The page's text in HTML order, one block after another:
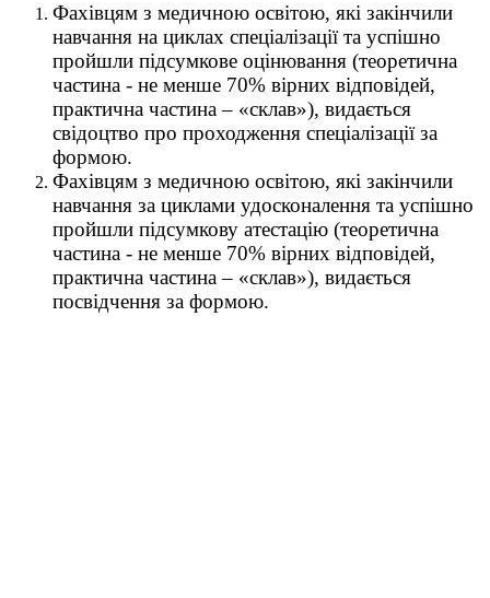
Фахівцям з медичною освітою, які закінчили
навчання на циклах спеціалізації та успішно
пройшли підсумкове оцінювання (теоретична
частина - не менше 70% вірних відповідей,
практична частина – «склав»), видається
свідоцтво про проходження спеціалізації за
формою.
Фахівцям з медичною освітою, які закінчили
навчання за циклами удосконалення та успішно
пройшли підсумкову атестацію (теоретична
частина - не менше 70% вірних відповідей,
практична частина – «склав»), видається
посвідчення за формою.